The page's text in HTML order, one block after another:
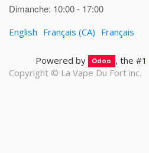
Dimanche: 10:00 - 17:00
English Français (CA) Français
Powered by Odoo , the #1
Copyright © La Vape Du Fort inc.